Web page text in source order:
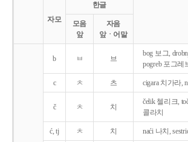
자모
한글
모음
앞
자음
앞ㆍ어말
b ㅂ 브
bog 보그,
pogreb 포그레
c ㅊ 츠 cigara 치가라,
č ㅊ 치
čelik 첼리크,
콜라치
ć, tj ㅊ 치 naći 나치,